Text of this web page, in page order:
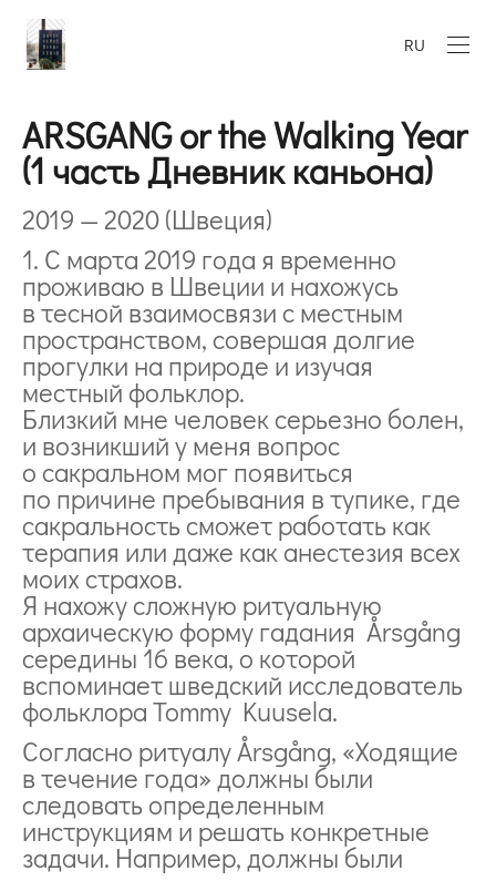
RU
ARSGANG or the Walking Year
(1 часть Дневник каньона)
2019 — 2020 (Швеция)
1. С марта 2019 года я временно
проживаю в Швеции и нахожусь
в тесной взаимосвязи с местным
пространством, совершая долгие
прогулки на природе и изучая
местный фольклор.
Близкий мне человек серьезно болен,
и возникший у меня вопрос
о сакральном мог появиться
по причине пребывания в тупике, где
сакральность сможет работать как
терапия или даже как анестезия всех
моих страхов.
Я нахожу сложную ритуальную
архаическую форму гадания Årsgång
середины 16 века, о которой
вспоминает шведский исследователь
фольклора Tommy Kuusela.
Согласно ритуалу Årsgång, «Ходящие
в течение года» должны были
следовать определенным
инструкциям и решать конкретные
задачи. Например, должны были